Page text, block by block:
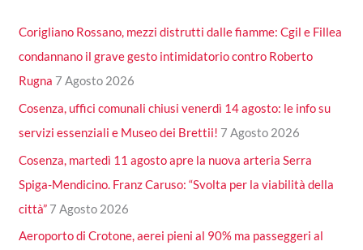
Corigliano Rossano, mezzi distrutti dalle fiamme: Cgil e Fillea
condannano il grave gesto intimidatorio contro Roberto
Rugna 7 Agosto 2026
Cosenza, uffici comunali chiusi venerdì 14 agosto: le info su
servizi essenziali e Museo dei Brettii! 7 Agosto 2026
Cosenza, martedì 11 agosto apre la nuova arteria Serra
Spiga-Mendicino. Franz Caruso: “Svolta per la viabilità della
città” 7 Agosto 2026
Aeroporto di Crotone, aerei pieni al 90% ma passeggeri al